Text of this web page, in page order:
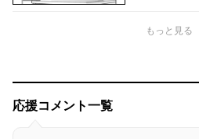
もっと見る
応援コメント一覧